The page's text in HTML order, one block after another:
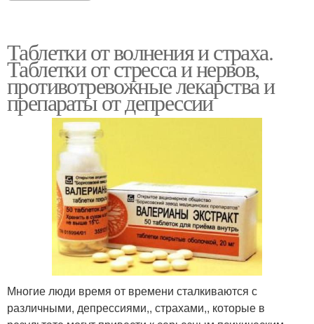
Таблетки от волнения и страха.
Таблетки от стресса и нервов,
противотревожные лекарства и
препараты от депрессии
Многие люди время от времени сталкиваются с
различными, депрессиями,, страхами,, которые в